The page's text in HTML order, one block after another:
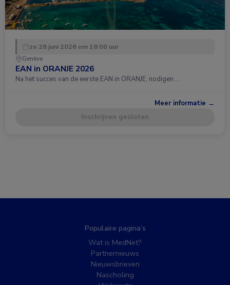
zo 28 juni 2026 om 18:00 uur
Genève
EAN in ORANJE 2026
Na het succes van de eerste EAN in ORANJE, nodigen …
Meer informatie →
Inschrijven gesloten
Populaire pagina’s
Wat is MedNet?
Partnernieuws
Nieuwsbrieven
Nascholing